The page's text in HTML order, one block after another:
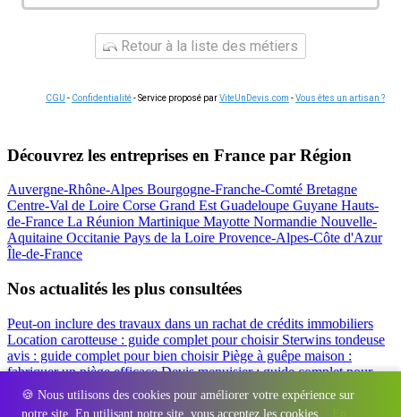
🍪 Nous utilisons des cookies pour améliorer votre expérience sur
notre site. En utilisant notre site, vous acceptez les cookies.
En
Retour à la liste des métiers
CGU - Confidentialité- Service proposé parViteUnDevis.com -Vous êtes un artisan ?
Découvrez les entreprises en France par Région
Auvergne-Rhône-Alpes Bourgogne-Franche-Comté Bretagne
Centre-Val de Loire Corse Grand EstGuadeloupe Guyane Hauts-
de-France La Réunion Martinique Mayotte Normandie Nouvelle-
Aquitaine Occitanie Pays de la Loire Provence-Alpes-Côte d'Azur
Île-de-France
Nos actualités les plus consultées
Peut-on inclure des travaux dans un rachat de crédits immobiliers
Location carotteuse : guide complet pour choisir Sterwins tondeuse
avis : guide complet pour bien choisirPiège à guêpe maison :
fabriquer un piège efficaceDevis menuisier : guide complet pour
obtenir le meilleur prix
Simulation rachat de crédit : regrouper prêt
travaux et crédits